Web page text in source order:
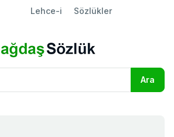
Lehce-i Sözlükler